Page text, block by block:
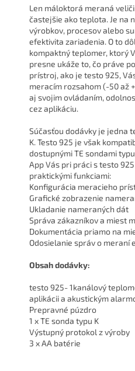
Len máloktorá meraná
častejšie ako teplota. Je na
výrobkov, procesov alebo
efektivita zariadenia. O to
kompaktný teplomer, ktorý
presne ukáže to, čo práve
prístroj, ako je testo 925,
meracím rozsahom (-50 až
aj svojim ovládaním,
cez aplikáciu.
Súčasťou dodávky je jedna
K. Testo 925 je však
dostupnými TE sondami
App Vás pri práci s testo
praktickými funkciami:
Konfigurácia meracieho
Grafické zobrazenie
Ukladanie nameraných dát
Správa zákazníkov a miest
Dokumentácia priamo na
Odosielanie správ o meraní
Obsah dodávky:
testo 925- 1kanálový
aplikácii a akustickým
Prepravné púzdro
1 x TE sonda typu K
Výstupný protokol z výroby
3 x AA batérie